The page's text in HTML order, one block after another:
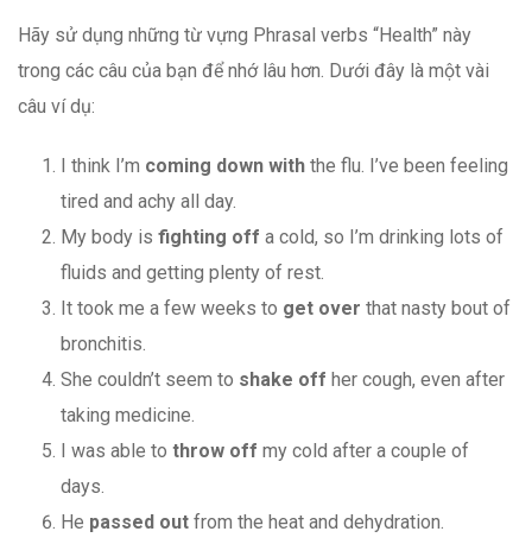
Hãy sử dụng những từ vựng Phrasal verbs “Health” này
trong các câu của bạn để nhớ lâu hơn. Dưới đây là một vài
câu ví dụ:
I think I’m coming down with the flu. I’ve been feeling
tired and achy all day.
My body is fighting off a cold, so I’m drinking lots of
fluids and getting plenty of rest.
It took me a few weeks to get over that nasty bout of
bronchitis.
She couldn’t seem to shake off her cough, even after
taking medicine.
I was able to throw off my cold after a couple of
days.
He passed out from the heat and dehydration.